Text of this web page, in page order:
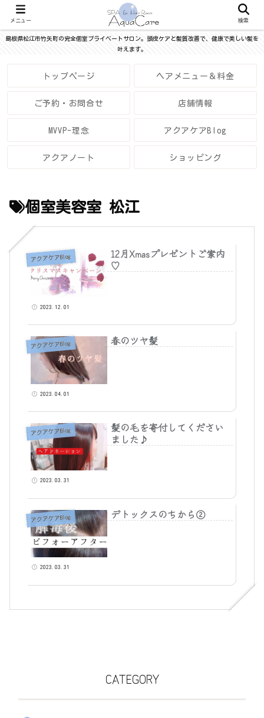
島根県松江市竹矢町の完全個室プライベートサロン。頭皮ケアと髪質改善で、健康で美しい髪を
叶えます。
トップページ ヘアメニュー＆料金
ご予約・お問合せ 店舗情報
MVVP-理念 アクアケアBlog
アクアノート ショッピング
個室美容室 松江
アクアケアBlog
12月Xmasプレゼントご案内
♡
2023.12.01
アクアケアBlog 春のツヤ髪
2023.04.01
アクアケアBlog
髪の毛を寄付してください
ました♪
2023.03.31
アクアケアBlog デトックスのちから②
2023.03.31
CATEGORY
メニュー 検索